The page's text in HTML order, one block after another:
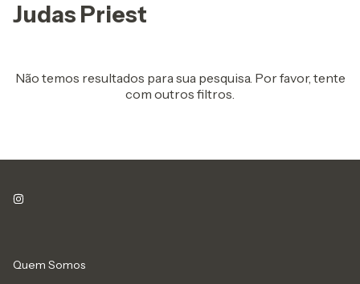
Judas Priest
Não temos resultados para sua pesquisa. Por favor, tente
com outros filtros.
Quem Somos